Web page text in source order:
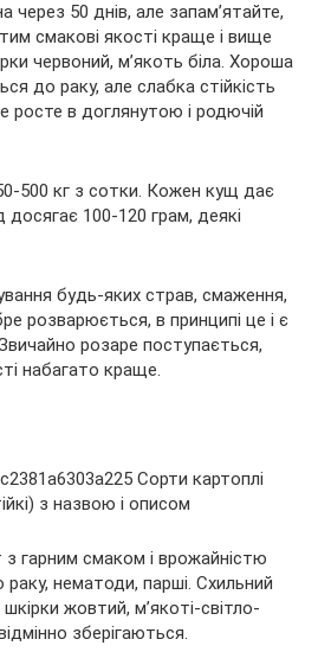
50 днів, але запам’ятайте,
смакові якості краще і вище
червоний, м’якоть біла. Хороша
до раку, але слабка стійкість
в доглянутою і родючій
500 кг з сотки. Кожен кущ дає
досягає 100-120 грам, деякі
будь-яких страв, смаження,
розварюється, в принципі це і є
розаре поступається,
набагато краще.
гарним смаком і врожайністю
раку, нематоди, парші. Схильний
жовтий, м’якоті-світло-
зберігаються.